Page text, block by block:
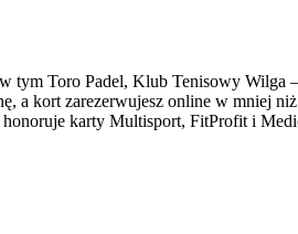
tym Toro Padel, Klub Tenisowy
kort zarezerwujesz online w mniej
karty Multisport, FitProfit i